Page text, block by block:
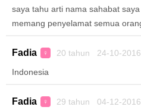
saya tahu arti nama sahabat
memang penyelamat semua
Fadia ♀ 20 tahun 24-10-2016
Indonesia
Fadia ♀ 29 tahun 04-12-2016